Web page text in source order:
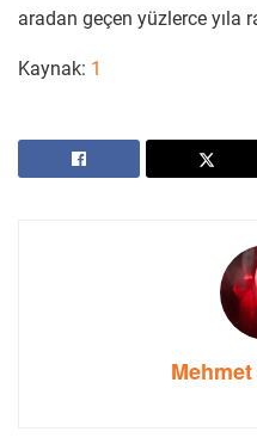
aradan geçen yüzlerce yıla
Kaynak: 1